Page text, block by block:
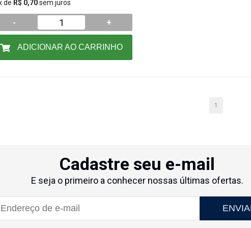
de R$ 0,70sem juros
- +
ADICIONAR AO CARRINHO
1
Cadastre seu e-mail
E seja o primeiro a conhecer nossas últimas ofertas.